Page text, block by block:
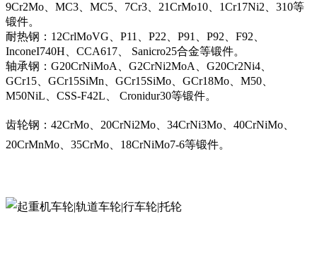
9Cr2Mo、MC3、MC5、7Cr3、21CrMo10、1Cr17Ni2、310等
锻件。
耐热钢：12CrlMoVG、P11、P22、P91、P92、F92、
InconeI740H、CCA617、 Sanicro25合金等锻件。
轴承钢：G20CrNiMoA、G2CrNi2MoA、G20Cr2Ni4、
GCr15、GCr15SiMn、GCr15SiMo、GCr18Mo、M50、
M50NiL、CSS-F42L、 Cronidur30等锻件。
齿轮钢：42CrMo、20CrNi2Mo、34CrNi3Mo、40CrNiMo、
20CrMnMo、35CrMo、18CrNiMo7-6等锻件。